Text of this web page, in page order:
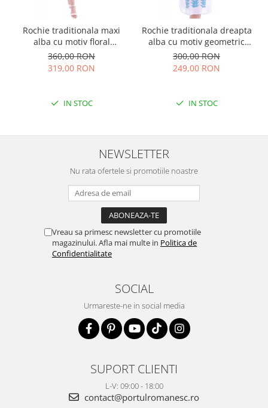
Rochie traditionala maxi
alba cu motiv floral
multicolor Sanziana
360,00 RON
319,00 RON
IN STOC
Rochie traditionala dreapta
alba cu motiv geometric
albastru Tania
300,00 RON
249,00 RON
IN STOC
NEWSLETTER
Nu rata ofertele si promotiile noastre
Vreau sa primesc newsletter cu promotiile
magazinului. Afla mai multe in Politica de
Confidentialitate
SOCIAL
Urmareste-ne in social media
SUPORT CLIENTI
L-V: 09:00 - 18:00
contact@portulromanesc.ro